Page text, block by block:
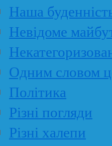
Наша
Невідоме
Одним словом
Політика
Різні погляди
Різні халепи